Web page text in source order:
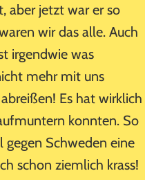
aber jetzt war er so
wir das alle. Auch
irgendwie was
mehr mit uns
Es hat wirklich
konnten. So
Schweden eine
schon ziemlich krass!